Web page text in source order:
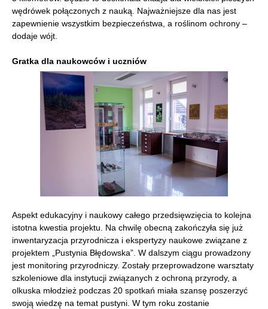
wędrówek połączonych z nauką. Najważniejsze dla nas jest
zapewnienie wszystkim bezpieczeństwa, a roślinom ochrony –
dodaje wójt.
Gratka dla naukowców i uczniów
Aspekt edukacyjny i naukowy całego przedsięwzięcia to kolejna
istotna kwestia projektu. Na chwilę obecną zakończyła się już
inwentaryzacja przyrodnicza i ekspertyzy naukowe związane z
projektem „Pustynia Błędowska”. W dalszym ciągu prowadzony
jest monitoring przyrodniczy. Zostały przeprowadzone warsztaty
szkoleniowe dla instytucji związanych z ochroną przyrody, a
olkuska młodzież podczas 20 spotkań miała szansę poszerzyć
swoją wiedzę na temat pustyni. W tym roku zostanie